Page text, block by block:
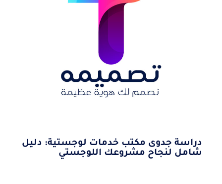
دراسة جدوى مكتب خدمات لوجستية: دليل
شامل لنجاح مشروعك اللوجستي